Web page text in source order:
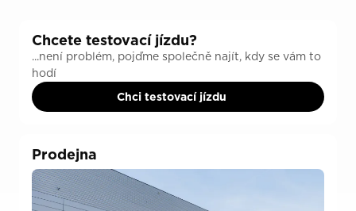
Chcete testovací jízdu?
...není problém, pojďme společně najít, kdy se vám to
hodí
Chci testovací jízdu
Prodejna